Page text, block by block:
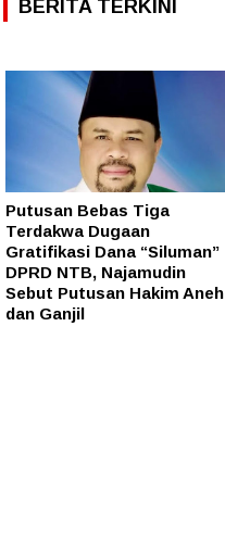
BERITA TERKINI
Putusan Bebas Tiga
Terdakwa Dugaan
Gratifikasi Dana “Siluman”
DPRD NTB, Najamudin
Sebut Putusan Hakim Aneh
dan Ganjil